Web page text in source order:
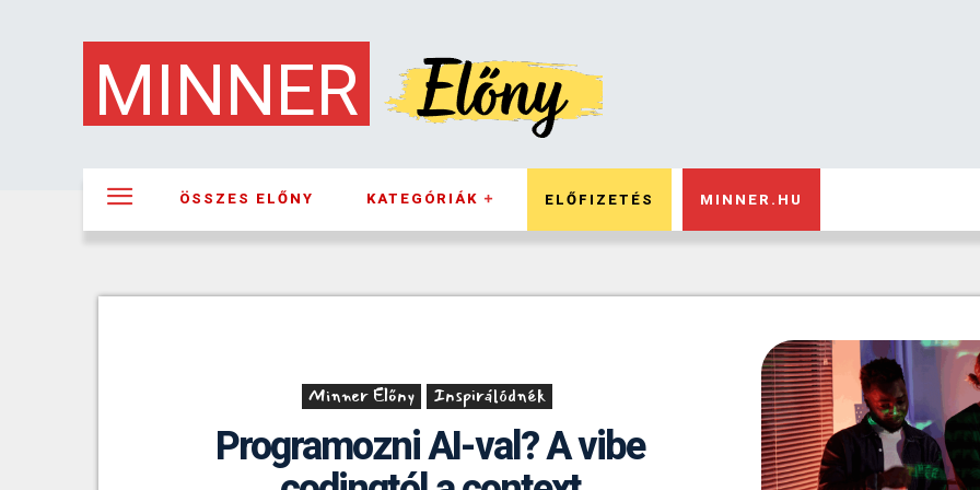
MINNER
ÖSSZES ELŐNY KATEGÓRIÁK ELŐFIZETÉS MINNER.HU
Minner Előny Inspirálódnék
Programozni AI-val? A vibe